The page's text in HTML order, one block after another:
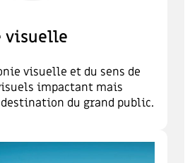
visuelle
visuelle et du sens de
impactant mais
du grand public.